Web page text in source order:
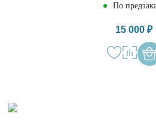
По
15 000 ₽